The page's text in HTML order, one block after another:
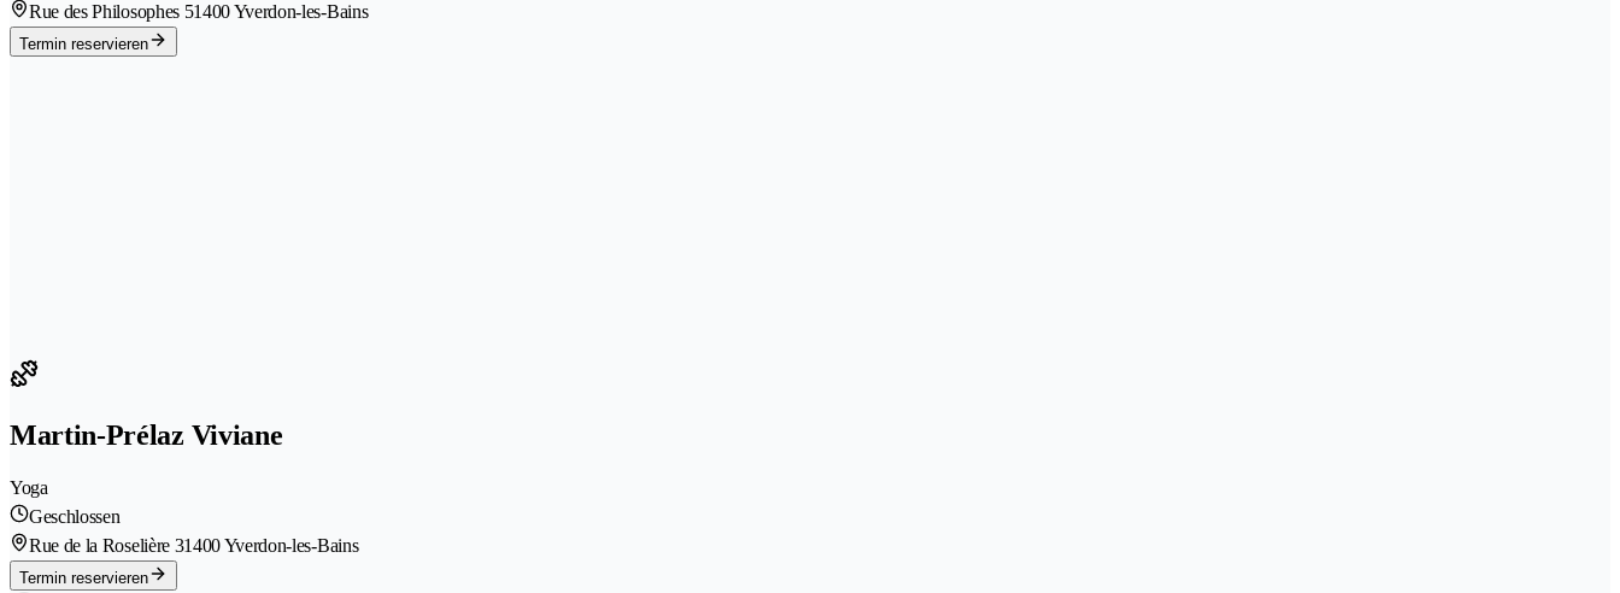
Rue des Philosophes 51400 Yverdon-les-Bains
Termin reservieren
Martin-Prélaz Viviane
Yoga
Geschlossen
Rue de la Roselière 31400 Yverdon-les-Bains
Termin reservieren